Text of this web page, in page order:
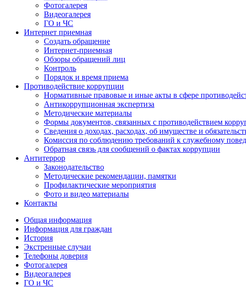
Фотогалерея
Видеогалерея
ГО и ЧС
Интернет приемная
Создать обращение
Интернет-приемная
Обзоры обращений лиц
Контроль
Порядок и время приема
Противодействие коррупции
Нормативные правовые и иные акты в сфере
Антикоррупционная экспертиза
Методические материалы
Формы документов, связанных с противодействием
Сведения о доходах, расходах, об имуществе и
Комиссия по соблюдению требований к служебному
Обратная связь для сообщений о фактах коррупции
Антитеррор
Законодательство
Методические рекомендации, памятки
Профилактические мероприятия
Фото и видео материалы
Контакты
Общая информация
Информация для граждан
История
Экстренные случаи
Телефоны доверия
Фотогалерея
Видеогалерея
ГО и ЧС